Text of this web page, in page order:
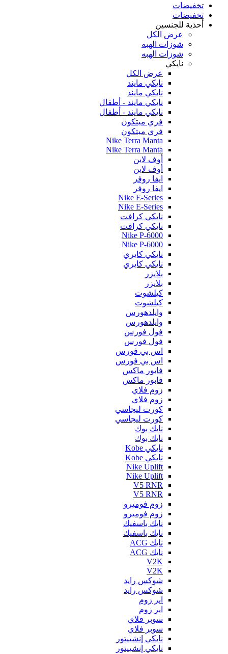
تخفيضات
تخفيضات
أحذية للجنسين
عرض الكل
شوزات الهبه
شوزات الهبه
نايكي
عرض الكل
نايكي مايند
نايكي مايند
نايكي مايند - أطفال
نايكي مايند - أطفال
فري ميتكون
فري ميتكون
Nike Terra Manta
Nike Terra Manta
أوف لاين
أوف لاين
ايفا روفر
ايفا روفر
Nike E-Series
Nike E-Series
نايكي كرافت
نايكي كرافت
Nike P-6000
Nike P-6000
نايكي كايري
نايكي كايري
بلايزر
بلايزر
كيلشوت
كيلشوت
وايلدهورس
وايلدهورس
فول فورس
فول فورس
اس بي فورس
اس بي فورس
فابور ماكس
فابور ماكس
زوم فلاي
زوم فلاي
كورت ليجاسي
كورت ليجاسي
نايك بوك
نايك بوك
نايكي Kobe
نايكي Kobe
Nike Uplift
Nike Uplift
V5 RNR
V5 RNR
زوم فوميرو
زوم فوميرو
نايك باسفيك
نايك باسفيك
نايك ACG
نايك ACG
V2K
V2K
شوكس رايد
شوكس رايد
اير زوم
اير زوم
سوبر فلاي
سوبر فلاي
نايكي إنشييتور
نايكي إنشييتور